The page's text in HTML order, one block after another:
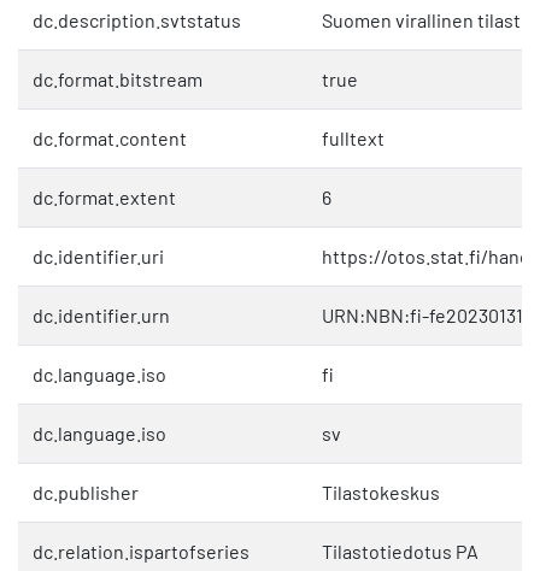
dc.description.svtstatus Suomen virallinen tilasto
dc.format.bitstream true
dc.format.content fulltext
dc.format.extent 6
dc.identifier.uri https://otos.stat.fi/
dc.identifier.urn URN:NBN:fi-
dc.language.iso fi
dc.language.iso sv
dc.publisher Tilastokeskus
dc.relation.ispartofseries Tilastotiedotus PA